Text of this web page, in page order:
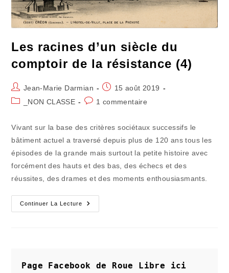
Les racines d’un siècle du
comptoir de la résistance (4)
Auteur/autrice
de
Jean-Marie Darmian
Publication
15 août 2019
Post
_NON CLASSE
Commentaires
1 commentaire
Vivant sur la base des critères sociétaux successifs le
bâtiment actuel a traversé depuis plus de 120 ans tous les
épisodes de la grande mais surtout la petite histoire avec
forcément des hauts et des bas, des échecs et des
réussites, des drames et des moments enthousiasmants.
Continuer La Lecture
Les
Racines
Résistance
(4)
Page Facebook de Roue Libre ici